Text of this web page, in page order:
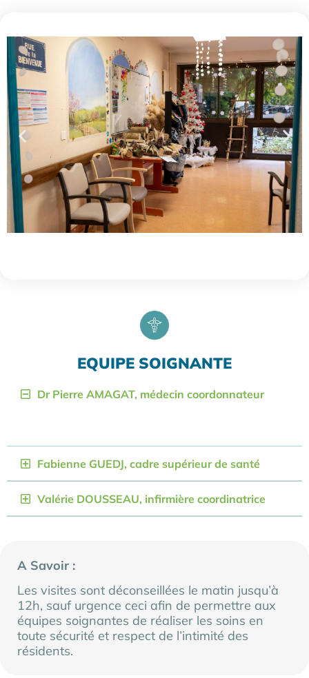
EQUIPE SOIGNANTE
Dr Pierre AMAGAT, médecin coordonnateur
Fabienne GUEDJ, cadre supérieur de santé
Valérie DOUSSEAU, infirmière coordinatrice
A Savoir :
Les visites sont déconseillées le matin jusqu’à
12h, sauf urgence ceci afin de permettre aux
équipes soignantes de réaliser les soins en
toute sécurité et respect de l’intimité des
résidents.